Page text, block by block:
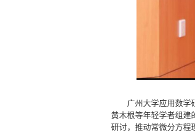
广州大学应用数学
黄木根等年轻学者组建
研讨，推动常微分方程